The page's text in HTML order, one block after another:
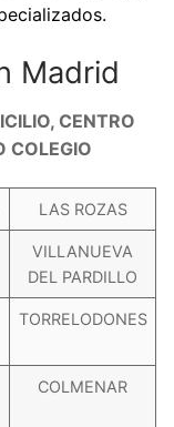
Madrid
CENTRO
COLEGIO
LAS ROZAS
VILLANUEVA
DEL PARDILLO
TORRELODONES
COLMENAR